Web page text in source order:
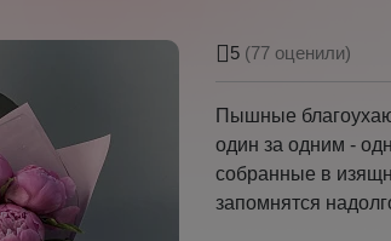
5 (77 оценили)
Пышные
один за одним -
собранные в
запомнятся